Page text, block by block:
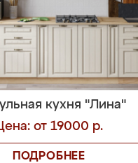
кухня "Лина"
от 19000 р.
ПОДРОБНЕЕ